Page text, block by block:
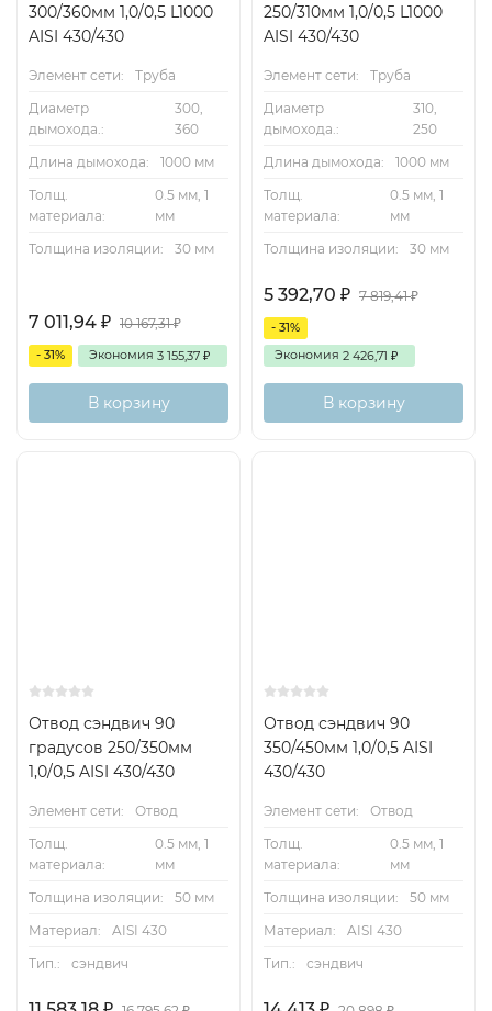
A 194 237 262
300/360мм 1,0/0,5 L1000
AISI 430/430
Элемент сети:
Труба
Диаметр
дымохода.:
300,
360
Длина дымохода:
1000 мм
Толщ.
материала:
0.5 мм, 1
мм
Толщина изоляции:
30 мм
7 011,94 ₽ 10 167,31₽
- 31% Экономия 3 155,37 ₽
В корзину
250/310мм 1,0/0,5 L1000
AISI 430/430
Элемент сети:
Труба
Диаметр
дымохода.:
310,
250
Длина дымохода:
1000 мм
Толщ.
материала:
0.5 мм, 1
мм
Толщина изоляции:
30 мм
5 392,70 ₽ 7 819,41₽
- 31%
Экономия 2 426,71 ₽
В корзину
Отвод сэндвич 90
градусов 250/350мм
1,0/0,5 AISI 430/430
Элемент сети:
Отвод
Толщ.
материала:
0.5 мм, 1
мм
Толщина изоляции:
50 мм
Материал:
AISI 430
Тип.:
сэндвич
Отвод сэндвич 90
350/450мм 1,0/0,5 AISI
430/430
Элемент сети:
Отвод
Толщ.
материала:
0.5 мм, 1
мм
Толщина изоляции:
50 мм
Материал:
AISI 430
Тип.:
сэндвич